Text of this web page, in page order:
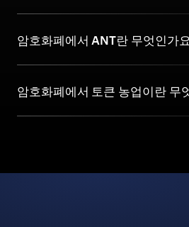
암호화폐에서 ANT란 무엇인가
암호화폐에서 토큰 농업이란 무